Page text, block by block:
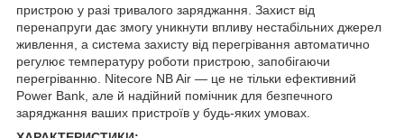
пристрою у разі тривалого заряджання. Захист від
перенапруги дає змогу уникнути впливу нестабільних джерел
живлення, а система захисту від перегрівання автоматично
регулює температуру роботи пристрою, запобігаючи
перегріванню. Nitecore NB Air — це не тільки ефективний
Power Bank, але й надійний помічник для безпечного
заряджання ваших пристроїв у будь-яких умовах.